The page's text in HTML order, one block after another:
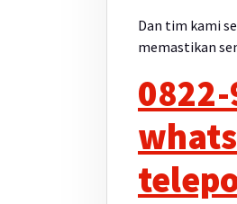
Dan tim kami
memastikan